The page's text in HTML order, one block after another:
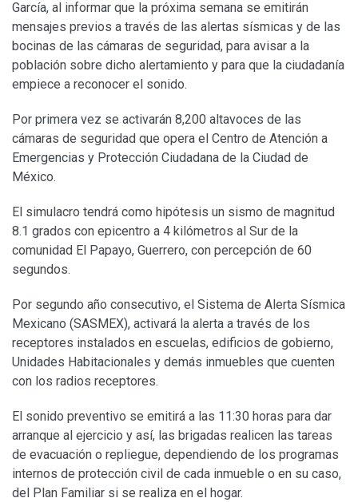
García, al informar que la próxima semana se emitirán
mensajes previos a través de las alertas sísmicas y de las
bocinas de las cámaras de seguridad, para avisar a la
población sobre dicho alertamiento y para que la ciudadanía
empiece a reconocer el sonido.
Por primera vez se activarán 8,200 altavoces de las
cámaras de seguridad que opera el Centro de Atención a
Emergencias y Protección Ciudadana de la Ciudad de
México.
El simulacro tendrá como hipótesis un sismo de magnitud
8.1 grados con epicentro a 4 kilómetros al Sur de la
comunidad El Papayo, Guerrero, con percepción de 60
segundos.
Por segundo año consecutivo, el Sistema de Alerta Sísmica
Mexicano (SASMEX), activará la alerta a través de los
receptores instalados en escuelas, edificios de gobierno,
Unidades Habitacionales y demás inmuebles que cuenten
con los radios receptores.
El sonido preventivo se emitirá a las 11:30 horas para dar
arranque al ejercicio y así, las brigadas realicen las tareas
de evacuación o repliegue, dependiendo de los programas
internos de protección civil de cada inmueble o en su caso,
del Plan Familiar si se realiza en el hogar.